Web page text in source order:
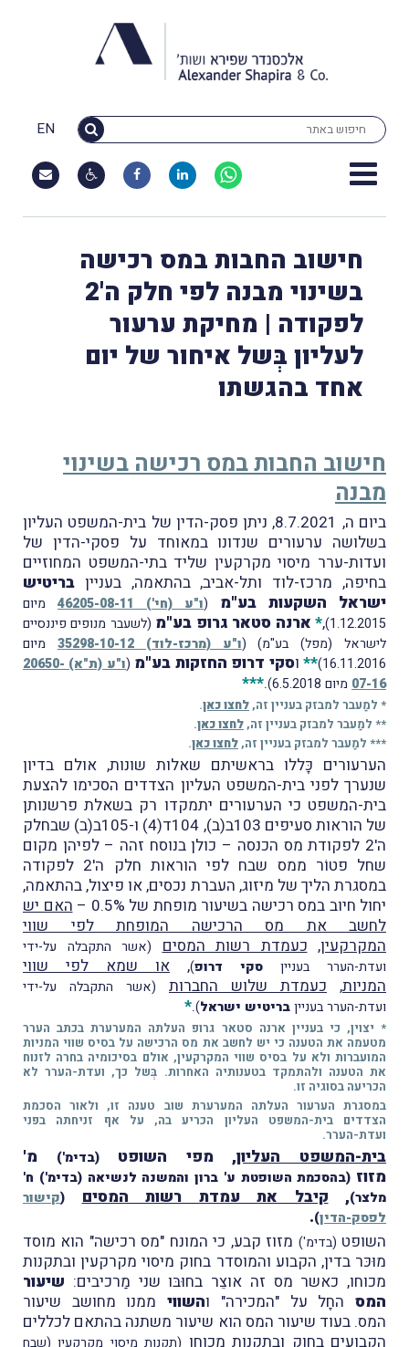
EN
חישוב החבות במס רכישה
בשינוי מבנה לפי חלק ה'2
לפקודה | מחיקת ערעור
לעליון בְּשל איחור של יום
אחד בהגשתו
חישוב החבות במס רכישה בשינוי
מבנה
ביום ה, 8.7.2021, ניתן פסק-הדין של בית-המשפט העליון
בשלושה ערעורים שנדונו במאוחד על פסקי-הדין של
ועדות-ערר מיסוי מקרקעין שליד בתי-המשפט המחוזיים
בחיפה, מרכז-לוד ותל-אביב, בהתאמה, בעניין בריטיש
ישראל השקעות בע"מ
(ו"ע (חי') 46205-08-11
מיום
1.12.2015)
,
* ארנה סטאר גרופ בע"מ (לשעבר מנופים פיננסיים
לישראל (מפל) בע"מ)
(ו"ע (מרכז-לוד) 35298-10-12
מיום
16.11.2016)
**וסקי דרופ החזקות בע"מ (
ו"ע (ת"א) 20650-
07-16 מיום 6.5.2018) .
***
* למַעבר למבזק בעניין זה,לחצו כאן.
** למַעבר למבזק בעניין זה,לחצו כאן.
*** למַעבר למבזק בעניין זה,לחצו כאן.
הערעורים כָּללו בראשיתם שאלות שונות, אולם בדיון
שנערך לפני בית-המשפט העליון הצדדים הסכימו להצעת
בית-המשפט כי הערעורים יתמקדו רק בשאלת פרשנותן
של הוראות סעיפים 103ב(ב), 104ד(4) ו-105ב(ב) שבחלק
ה'2 לפקודת מס הכנסה – כולן בנוסח זהה – לפיהן מקום
שחל פטוֹר ממס שבח לפי הוראות חלק ה'2 לפקודה
במסגרת הליך של מיזוג, העברת נכסים, או פיצול, בהתאמה,
יחול חיוב במס רכישה בשיעור מופחת של 0.5% –
האם יש
לחשב את מס הרכישה המופחת לפי שווי
המקרקעין, כעמדת רשות המסים
(אשר התקבלה על-ידי
ועדת-הערר בעניין סקי דרופ)
, או שמא לפי שווי
המניות, כעמדת שלוש החברות
(אשר התקבלה על-ידי
ועדת-הערר בענייןבריטיש ישראל)
.
*
* יצוין, כי בעניין ארנה סטאר גרופ העלתה המערערת בכתב הערר
מטעמה את הטענה כי יש לחשב את מס הרכישה על בסיס שווי המניות
המועברות ולא על בסיס שווי המקרקעין, אולם בסיכומיה בחרה לזנוח
את הטענה ולהתמקד בטענותיה האחרות. בְּשל כך, ועדת-הערר לא
הכריעה בסוגיה זו.
במסגרת הערעור העלתה המערערת שוב טענה זו, ולאור הסכמת
הצדדים בית-המשפט העליון הכריע בה, על אף זניחתה בפני
ועדת-הערר.
בית-המשפט העליון, מפי השופט(בדימ')
מ'
מזוז (בהסכמת השופטת ע' ברון והמשנה לנשיאה (בדימ') ח'
מלצר), קיבל את עמדת רשות המסים (קישור
לפסק-הדין)
.
השופט (בדימ') מזוז קבע, כי המונח "מס רכישה" הוא מוסד
מוּכּר בדין, הקבוע והמוסדר בחוק מיסוי מקרקעין ובתקנות
מכוחו, כאשר מס זה אוצֵר בחוּבּו שני מַרכיבים: שיעור
המסהחָל על "המכירה" והשוויממנו מחושב שיעור
המס. בעוד שיעור המס הוא שיעור משתנה בהתאם לכללים
הקבועים בחוק ובתקנות מכוחו (תקנות מיסוי מקרקעין (שבח